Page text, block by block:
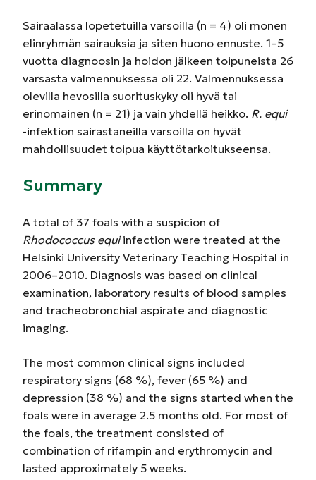
Sairaalassa lopetetuilla varsoilla (n = 4) oli monen
elinryhmän sairauksia ja siten huono ennuste. 1–5
vuotta diagnoosin ja hoidon jälkeen toipuneista 26
varsasta valmennuksessa oli 22. Valmennuksessa
olevilla hevosilla suorituskyky oli hyvä tai
erinomainen (n = 21) ja vain yhdellä heikko. R. equi
-infektion sairastaneilla varsoilla on hyvät
mahdollisuudet toipua käyttötarkoitukseensa.
Summary
A total of 37 foals with a suspicion of
Rhodococcus equiinfection were treated at the
Helsinki University Veterinary Teaching Hospital in
2006–2010. Diagnosis was based on clinical
examination, laboratory results of blood samples
and tracheobronchial aspirate and diagnostic
imaging.
The most common clinical signs included
respiratory signs (68 %), fever (65 %) and
depression (38 %) and the signs started when the
foals were in average 2.5 months old. For most of
the foals, the treatment consisted of
combination of rifampin and erythromycin and
lasted approximately 5 weeks.